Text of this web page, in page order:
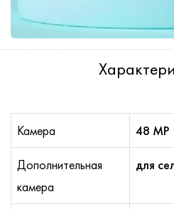
Камера 48 MP
Дополнительная
камера
для